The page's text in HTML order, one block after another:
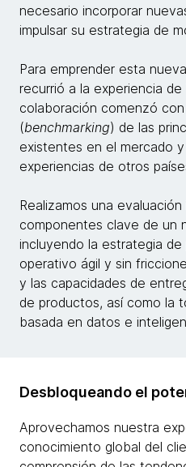
necesario incorporar
impulsar su estrategia de
Para emprender esta
recurrió a la experiencia
colaboración comenzó
(benchmarking) de las
existentes en el mercado
experiencias de otros
Realizamos una
componentes clave de un
incluyendo la estrategia
operativo ágil y sin
y las capacidades de
de productos, así como la
basada en datos e
Desbloqueando el
Aprovechamos nuestra
conocimiento global del